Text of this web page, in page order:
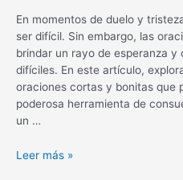
En momentos de duelo y
ser difícil. Sin embargo, las
brindar un rayo de esperanza y
difíciles. En este artículo,
oraciones cortas y bonitas que
poderosa herramienta de
un …
Oraciones
Leer más »